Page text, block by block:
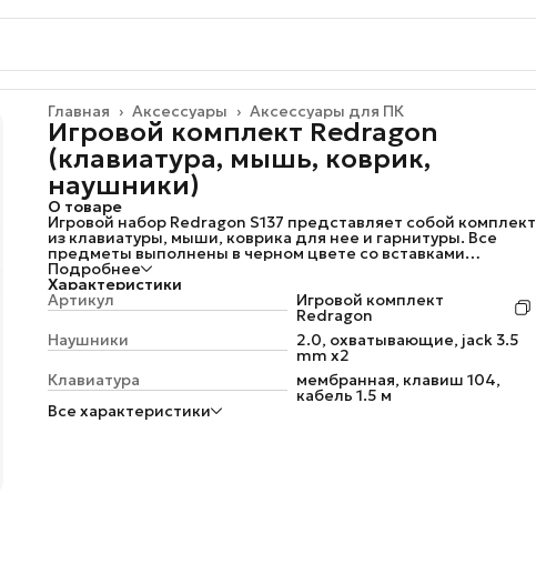
Аксессуары для ПК
Аксессуары ›
Главная ›
Игровой комплект Redragon
(клавиатура, мышь, коврик,
наушники)
О товаре
Игровой набор Redragon S137 представляет собой комплект
из клавиатуры, мыши, коврика для нее и гарнитуры. Все
предметы выполнены в черном цвете со вставками
красного. Их подключение к ПК осуществляется с помощью
провода через USB-интерфейс. На клавиатуре
расположены 104 клавиши с RGB-подсветкой. Это
обеспечивает удобство во время игр или работы за
компьютером. Оптическая светодиодная мышь подходит
для управления и правой, и левой рукой. В ее конструкции
предусмотрены 6 кнопок, включая боковые и колесо
прокрутки. Гарнитура из игрового набора Redragon S137
оснащена полноразмерными наушниками закрытого типа,
что обеспечит четкость звучания без примеси посторонних
шумов. Чувствительность мембран в 114 дБ позволяет
Подробнее
Характеристики
Артикул Игровой комплект
Redragon
Наушники
2.0, охватывающие, jack 3.5
mm x2
Клавиатура
мембранная, клавиш 104,
кабель 1.5 м
Все характеристики